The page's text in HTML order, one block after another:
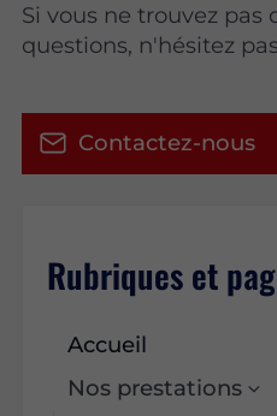
Si vous ne trouvez pas
questions, n'hésitez
Contactez-nous
Rubriques et
Accueil
Nos prestations